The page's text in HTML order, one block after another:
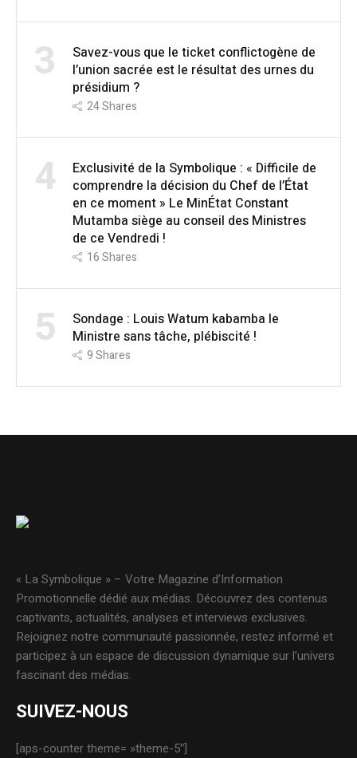
3
Savez-vous que le ticket conflictogène de
l’union sacrée est le résultat des urnes du
présidium ?
24Shares
4
Exclusivité de la Symbolique : « Difficile de
comprendre la décision du Chef de l’État
en ce moment » Le MinÉtat Constant
Mutamba siège au conseil des Ministres
de ce Vendredi !
16Shares
5
Sondage : Louis Watum kabamba le
Ministre sans tâche, plébiscité !
9Shares
« La Symbolique » – Votre Magazine d’Information
Promotionnelle dédié aux médias. Découvrez des contenus
captivants, actualités, analyses et interviews exclusives.
Rejoignez notre communauté passionnée, restez informé et
participez à un espace de discussion dynamique sur l’univers
fascinant des médias.
SUIVEZ-NOUS
[aps-counter theme= »theme-5″]